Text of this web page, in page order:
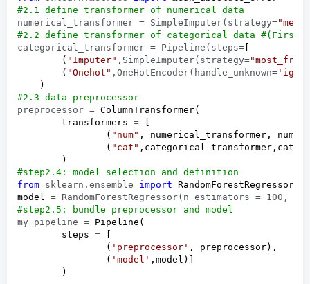
#2.1 define transformer of numerical data
numerical_transformer = SimpleImputer(strategy="mean
#2.2 define transformer of categorical data #(Firstly
categorical_transformer = Pipeline(steps=
        (
" Imputer" ,SimpleImputer(strategy="
        (
"Onehot " ,OneHotEncoder(handle_unknown= '
#2.3 data preprocessor
preprocessor = ColumnTransformer(
        transformers
=
                (
" num" , numerical_transformer,
                (
" cat "
#step2.4: model selection and definition
from sklearn.ensemble import RandomForestRegressor
model = RandomForestRegressor(n_estimators = 100,
#step2.5: bundle preprocessor and model
my_pipeline = Pipeline(
        steps
=
                (
' preprocessor ' , preprocessor),
                (
' model ' ,model)]
        )